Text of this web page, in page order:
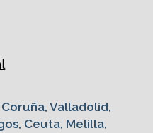
Valladolid,
Ceuta, Melilla,